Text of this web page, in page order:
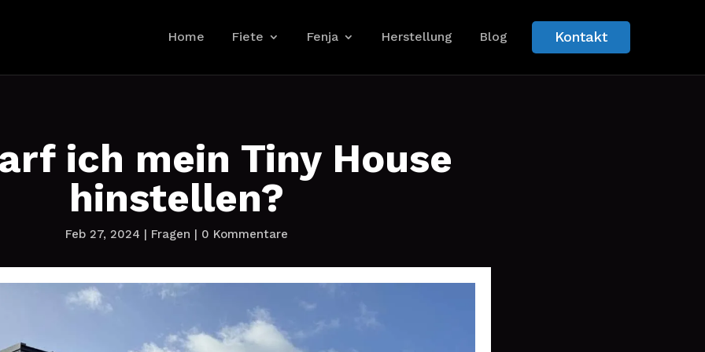
Home Fiete Fenja Herstellung Blog Kontakt
ich mein Tiny House
hinstellen?
Feb 27, 2024 | Fragen | 0 Kommentare